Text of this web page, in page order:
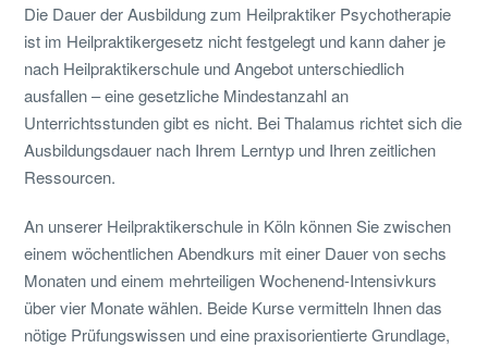
Die Dauer der Ausbildung zum Heilpraktiker Psychotherapie
ist im Heilpraktikergesetz nicht festgelegt und kann daher je
nach Heilpraktikerschule und Angebot unterschiedlich
ausfallen – eine gesetzliche Mindestanzahl an
Unterrichtsstunden gibt es nicht. Bei Thalamus richtet sich die
Ausbildungsdauer nach Ihrem Lerntyp und Ihren zeitlichen
Ressourcen.
An unserer Heilpraktikerschule in Köln können Siezwischen
einem wöchentlichen Abendkurs mit einer Dauer von sechs
Monaten und einem mehrteiligen Wochenend-Intensivkurs
über vier Monate wählen. Beide Kurse vermitteln Ihnen das
nötige Prüfungswissen und eine praxisorientierte Grundlage,